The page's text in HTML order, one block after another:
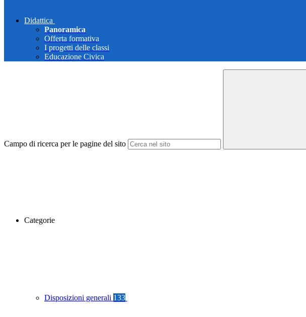
Didattica
Panoramica
Offerta formativa
I progetti delle classi
Educazione Civica
Campo di ricerca per le pagine del sito
Categorie
Disposizioni generali 133